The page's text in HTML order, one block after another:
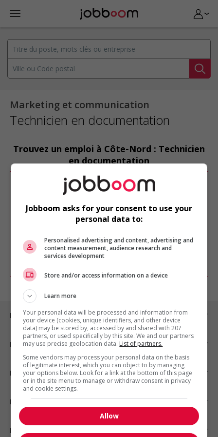
Marketing et communication
Technicien en documentation
Trouvez un emploi à Côte-Nord : Technicien
en documentation
Désolé, cette recherche n'a produit aucun
résultat.
Veuillez faire une nouvelle recherche.
Vous pouvez en tout temps utiliser nos
chercher un poste selon votre profil
d'intérêt en emploi en vousinscrivant
comme membre Jobboom.
Emplois par ville
Emplois par secteur
Emplois par statut
Emplois par type
Nos suggestions
Jobboom asks for your consent to use your
personal data to:
Personalised advertising and content, advertising and
content measurement, audience research and
services development
Store and/or access information on a device
Learn more
Your personal data will be processed and information from
your device (cookies, unique identifiers, and other device
data) may be stored by, accessed by and shared with 207
partners, or used specifically by this site. We and our partners
may use precise geolocation data. List of partners.
Some vendors may process your personal data on the basis
of legitimate interest, which you can object to by managing
your options below. Look for a link at the bottom of this page
or in the site menu to manage or withdraw consent in privacy
and cookie settings.
Allow